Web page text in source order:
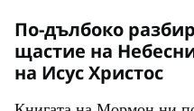
По-дълбоко
щастие на
на Исус Христос